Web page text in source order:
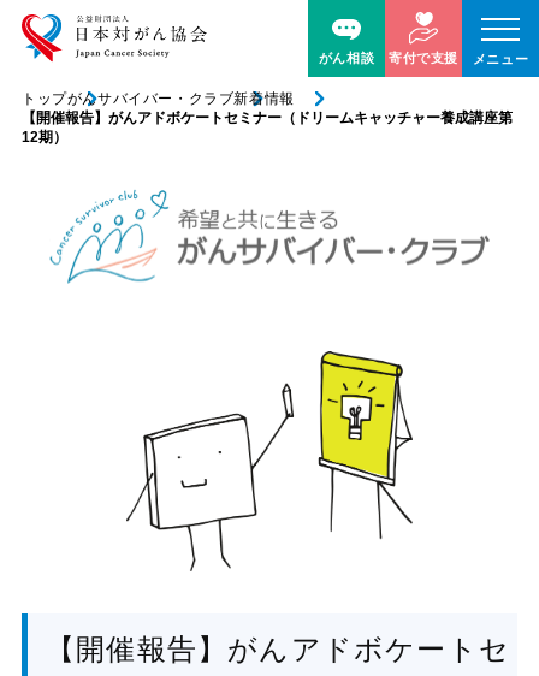
がん相談 寄付で支援 メニュー
トップがんサバイバー・クラブ新着情報
【開催報告】がんアドボケートセミナー（ドリームキャッチャー養成講座第
12期）
【開催報告】がんアドボケートセ